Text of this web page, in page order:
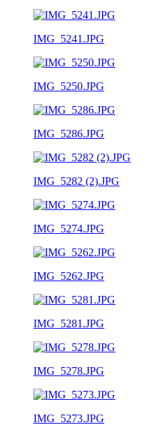
IMG_5241.JPG
IMG_5250.JPG
IMG_5286.JPG
IMG_5282 (2).JPG
IMG_5274.JPG
IMG_5262.JPG
IMG_5281.JPG
IMG_5278.JPG
IMG_5273.JPG